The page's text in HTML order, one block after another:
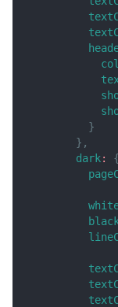
}
} ,
dark:
{